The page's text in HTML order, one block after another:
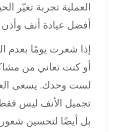
العملية تجربة تغيّر
أفضل عيادة أنف
إذا شعرت يومًا بعدم
أو كنت تعاني من
لست وحدك. يسعى
تجميل الأنف ليس
بل أيضًا لتحسين